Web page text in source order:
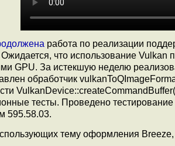
работа по реализации
что использование Vulkan
GPU. За истекшую неделю
обработчик
тесты. Проведено
595.58.03.
тему оформления Breeze,